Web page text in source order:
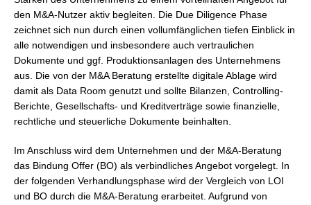
den M&A-Nutzer aktiv begleiten. Die Due Diligence Phase
zeichnet sich nun durch einen vollumfänglichen tiefen Einblick in
alle notwendigen und insbesondere auch vertraulichen
Dokumente und ggf. Produktionsanlagen des Unternehmens
aus. Die von der M&A Beratung erstellte digitale Ablage wird
damit als Data Room genutzt und sollte Bilanzen, Controlling-
Berichte, Gesellschafts- und Kreditverträge sowie finanzielle,
rechtliche und steuerliche Dokumente beinhalten.
Im Anschluss wird dem Unternehmen und der M&A-Beratung
das Bindung Offer (BO) als verbindliches Angebot vorgelegt. In
der folgenden Verhandlungsphase wird der Vergleich von LOI
und BO durch die M&A-Beratung erarbeitet. Aufgrund von